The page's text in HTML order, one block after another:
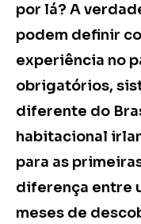
por lá? A
podem definir
experiência no
obrigatórios,
diferente do
habitacional
para as
diferença entre
meses de